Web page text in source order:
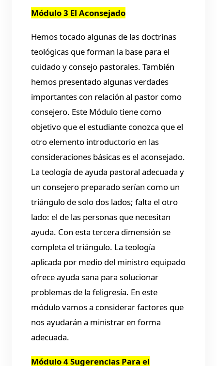
Módulo 3 El Aconsejado
Hemos tocado algunas de las doctrinas
teológicas que forman la base para el
cuidado y consejo pastorales. También
hemos presentado algunas verdades
importantes con relación al pastor como
consejero. Este Módulo tiene como
objetivo que el estudiante conozca que el
otro elemento introductorio en las
consideraciones básicas es el aconsejado.
La teología de ayuda pastoral adecuada y
un consejero preparado serían como un
triángulo de solo dos lados; falta el otro
lado: el de las personas que necesitan
ayuda. Con esta tercera dimensión se
completa el triángulo. La teología
aplicada por medio del ministro equipado
ofrece ayuda sana para solucionar
problemas de la feligresía. En este
módulo vamos a considerar factores que
nos ayudarán a ministrar en forma
adecuada.
Módulo 4 Sugerencias Para el